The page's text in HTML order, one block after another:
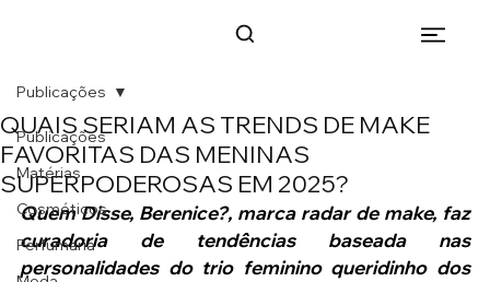
Publicações
Matérias
Cosméticos
Perfumaria
Publicações
QUAIS SERIAM AS TRENDS DE MAKE
FAVORITAS DAS MENINAS
SUPERPODEROSAS EM 2025?
Quem Disse, Berenice?, marca radar de make, faz
curadoria de tendências baseada nas
personalidades do trio feminino queridinho dos